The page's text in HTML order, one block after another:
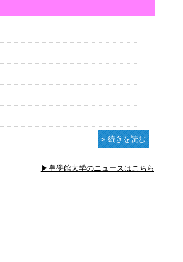
» 続きを読む
▶皇學館大学のニュースはこちら